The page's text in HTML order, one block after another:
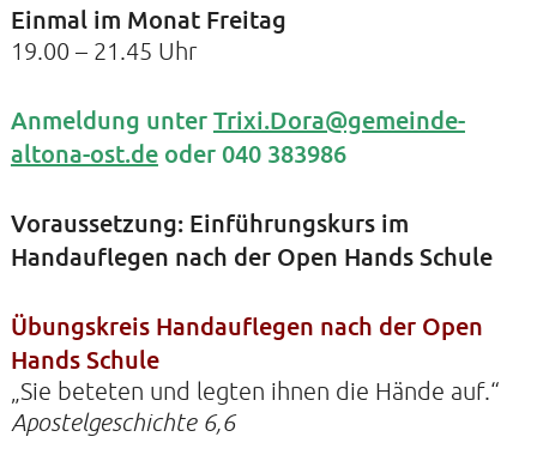
GOTT UND DAS LEBEN FEIERN
HEILKRAFT DES KÖRPERS
STILLE UND SPIEL FÜR KINDER UND
JUGENDLICHE
KONZERTE
KONTAKTE
SO KOMMEN SIE ZU UNS
Einmal im Monat Freitag
19.00 – 21.45 Uhr
Anmeldung unter Trixi.Dora@gemeinde-
altona-ost.deoder 040 383986
Voraussetzung: Einführungskurs im
Handauflegen nach der Open Hands Schule
Übungskreis Handauflegen nach der Open
Hands Schule
„Sie beteten und legten ihnen die Hände auf.“
Apostelgeschichte 6,6